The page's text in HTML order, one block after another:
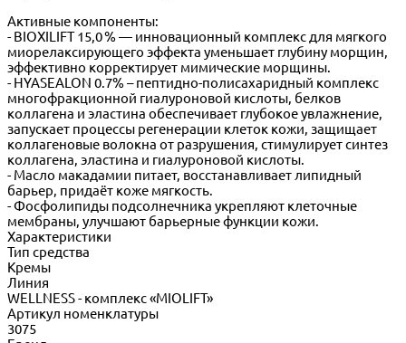
Активные компоненты:
- BIOXILIFT 15,0 % — инновационный комплекс для мягкого
миорелаксирующего эффекта уменьшает глубину морщин,
эффективно корректирует мимические морщины.
- HYASEALON 0.7% – пептидно-полисахаридный комплекс
многофракционной гиалуроновой кислоты, белков
коллагена и эластина обеспечивает глубокое увлажнение,
запускает процессы регенерации клеток кожи, защищает
коллагеновые волокна от разрушения, стимулирует синтез
коллагена, эластина и гиалуроновой кислоты.
- Масло макадамии питает, восстанавливает липидный
барьер, придаёт коже мягкость.
- Фосфолипиды подсолнечника укрепляют клеточные
мембраны, улучшают барьерные функции кожи.
Характеристики
Тип средства
Кремы
Линия
WELLNESS - комплекс «MIOLIFT»
Артикул номенклатуры
3075